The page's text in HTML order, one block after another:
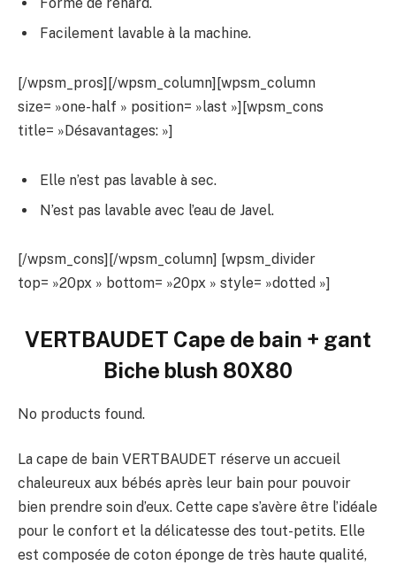
Forme de renard.
Facilement lavable à la machine.
[/wpsm_pros][/wpsm_column][wpsm_column
size= »one-half » position= »last »][wpsm_cons
title= »Désavantages: »]
Elle n’est pas lavable à sec.
N’est pas lavable avec l’eau de Javel.
[/wpsm_cons][/wpsm_column] [wpsm_divider
top= »20px » bottom= »20px » style= »dotted »]
VERTBAUDET Cape de bain + gant
Biche blush 80X80
No products found.
La cape de bain VERTBAUDET réserve un accueil
chaleureux aux bébés après leur bain pour pouvoir
bien prendre soin d’eux. Cette cape s’avère être l’idéale
pour le confort et la délicatesse des tout-petits. Elle
est composée de coton éponge de très haute qualité,